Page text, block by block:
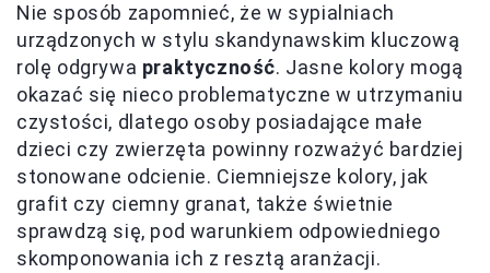
Nie sposób zapomnieć, że w sypialniach
urządzonych w stylu skandynawskim kluczową
rolę odgrywa praktyczność. Jasne kolory mogą
okazać się nieco problematyczne w utrzymaniu
czystości, dlatego osoby posiadające małe
dzieci czy zwierzęta powinny rozważyć bardziej
stonowane odcienie. Ciemniejsze kolory, jak
grafit czy ciemny granat, także świetnie
sprawdzą się, pod warunkiem odpowiedniego
skomponowania ich z resztą aranżacji.